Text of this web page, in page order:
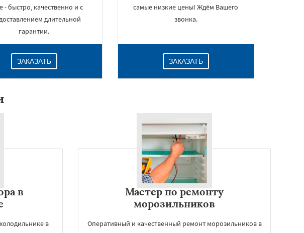
- быстро, качественно и с
длительной
гарантии.
ЗАКАЗАТЬ
самые низкие цены! Ждём Вашего
звонка.
ЗАКАЗАТЬ
в
в
Мастер по ремонту
морозильников
Оперативный и качественный ремонт морозильников в